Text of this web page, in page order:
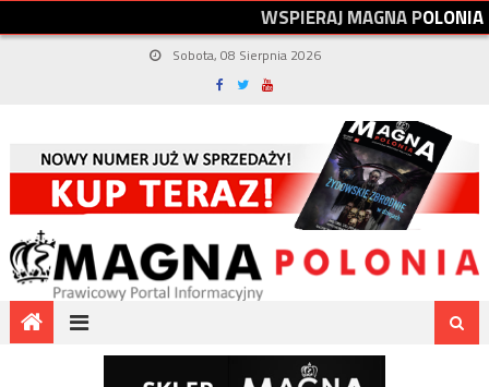
WSPIERAJMAGNAPOLONIA
Sobota, 08 Sierpnia 2026